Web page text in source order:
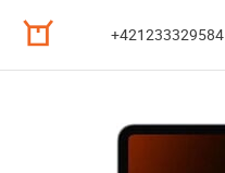
+421233329584